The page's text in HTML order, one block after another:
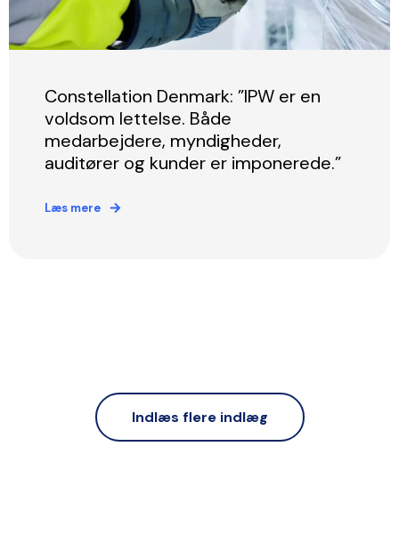
Constellation Denmark: ”IPW er en
voldsom lettelse. Både
medarbejdere, myndigheder,
auditører og kunder er imponerede.”
Læs mere
Indlæs flere indlæg